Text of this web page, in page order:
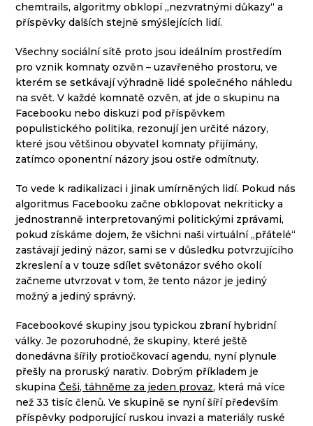
chemtrails, algoritmy obklopí „nezvratnými důkazy“ a
příspěvky dalších stejně smýšlejících lidí.
Všechny sociální sítě proto jsou ideálním prostředím
pro vznik komnaty ozvěn – uzavřeného prostoru, ve
kterém se setkávají výhradně lidé společného náhledu
na svět. V každé komnatě ozvěn, ať jde o skupinu na
Facebooku nebo diskuzi pod příspěvkem
populistického politika, rezonují jen určité názory,
které jsou většinou obyvatel komnaty přijímány,
zatímco oponentní názory jsou ostře odmítnuty.
To vede k radikalizaci i jinak umírněných lidí. Pokud nás
algoritmus Facebooku začne obklopovat nekriticky a
jednostranně interpretovanými politickými zprávami,
pokud získáme dojem, že všichni naši virtuální „přátelé“
zastávají jediný názor, sami se v důsledku potvrzujícího
zkreslení a v touze sdílet světonázor svého okolí
začneme utvrzovat v tom, že tento názor je jediný
možný a jediný správný.
Facebookové skupiny jsou typickou zbraní hybridní
války. Je pozoruhodné, že skupiny, které ještě
donedávna šířily protiočkovací agendu, nyní plynule
přešly na proruský narativ. Dobrým příkladem je
skupinaČeši, táhněme za jeden provaz, která má více
než 33 tisíc členů. Ve skupině se nyní šíří především
příspěvky podporující ruskou invazi a materiály ruské